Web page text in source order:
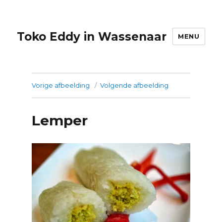
Toko Eddy in Wassenaar MENU
Vorige afbeelding Volgende afbeelding
Lemper